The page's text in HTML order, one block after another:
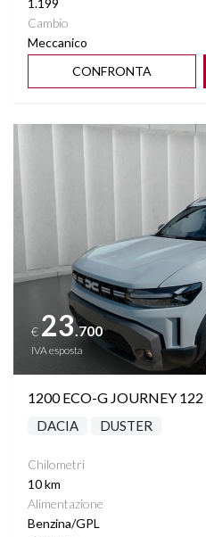
Cambio
Meccanico
CONFRONTA
Vedi dettagli
€ 23.700
IVA esposta
1200 ECO-G JOURNEY
DACIA DUSTER
Chilometri
10 km
Alimentazione
Benzina/GPL